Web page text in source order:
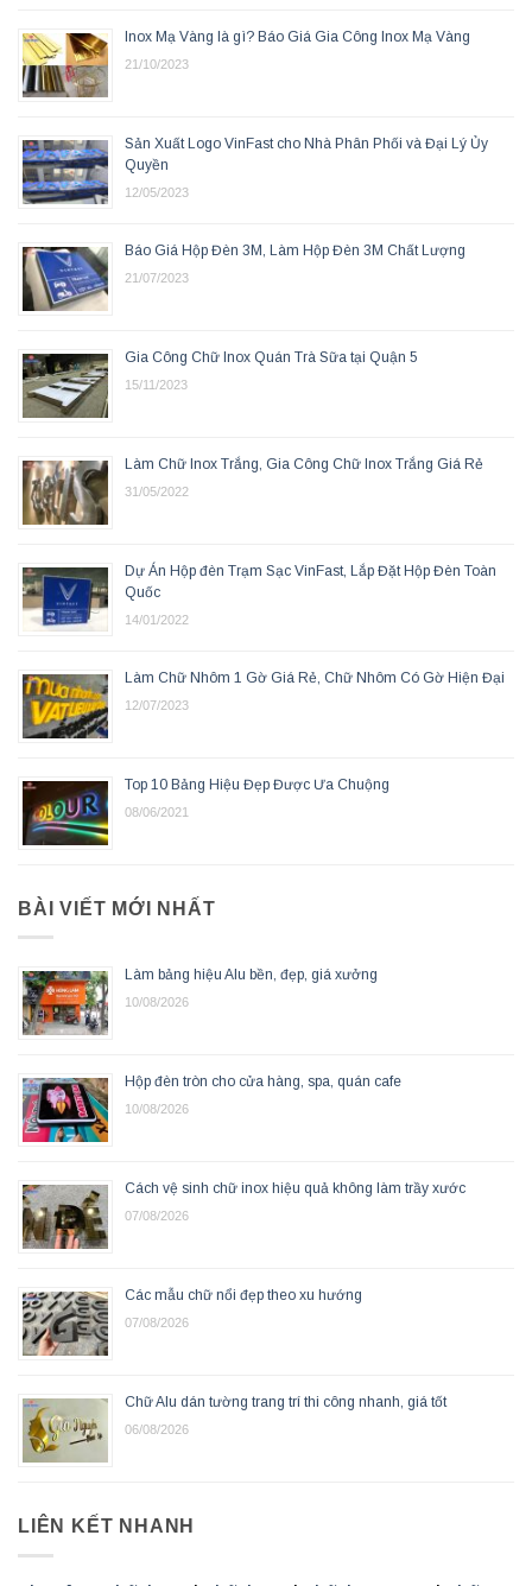
Inox Mạ Vàng là gì? Báo Giá Gia Công Inox Mạ Vàng
21/10/2023
Sản Xuất Logo VinFast cho Nhà Phân Phối và Đại Lý Ủy
Quyền
12/05/2023
Báo Giá Hộp Đèn 3M, Làm Hộp Đèn 3M Chất Lượng
21/07/2023
Gia Công Chữ Inox Quán Trà Sữa tại Quận 5
15/11/2023
Làm Chữ Inox Trắng, Gia Công Chữ Inox Trắng Giá Rẻ
31/05/2022
Dự Án Hộp đèn Trạm Sạc VinFast, Lắp Đặt Hộp Đèn Toàn
Quốc
14/01/2022
Làm Chữ Nhôm 1 Gờ Giá Rẻ, Chữ Nhôm Có Gờ Hiện Đại
12/07/2023
Top 10 Bảng Hiệu Đẹp Được Ưa Chuộng
08/06/2021
BÀI VIẾT MỚI NHẤT
Làm bảng hiệu Alu bền, đẹp, giá xưởng
10/08/2026
Hộp đèn tròn cho cửa hàng, spa, quán cafe
10/08/2026
Cách vệ sinh chữ inox hiệu quả không làm trầy xước
07/08/2026
Các mẫu chữ nổi đẹp theo xu hướng
07/08/2026
Chữ Alu dán tường trang trí thi công nhanh, giá tốt
06/08/2026
LIÊN KẾT NHANH